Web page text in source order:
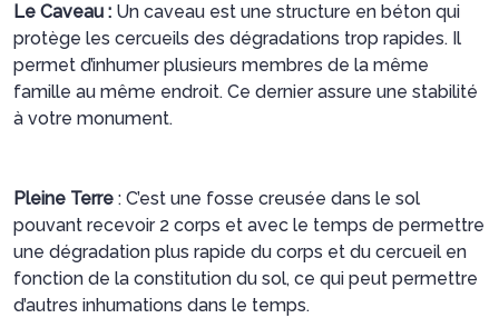
Le Caveau : Un caveau est une structure en béton qui
protège les cercueils des dégradations trop rapides. Il
permet d’inhumer plusieurs membres de la même
famille au même endroit. Ce dernier assure une stabilité
à votre monument.
Pleine Terre : C’est une fosse creusée dans le sol
pouvant recevoir 2 corps et avec le temps de permettre
une dégradation plus rapide du corps et du cercueil en
fonction de la constitution du sol, ce qui peut permettre
d’autres inhumations dans le temps.